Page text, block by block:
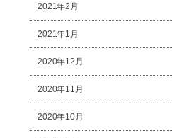
2021年2月
2021年1月
2020年12月
2020年11月
2020年10月